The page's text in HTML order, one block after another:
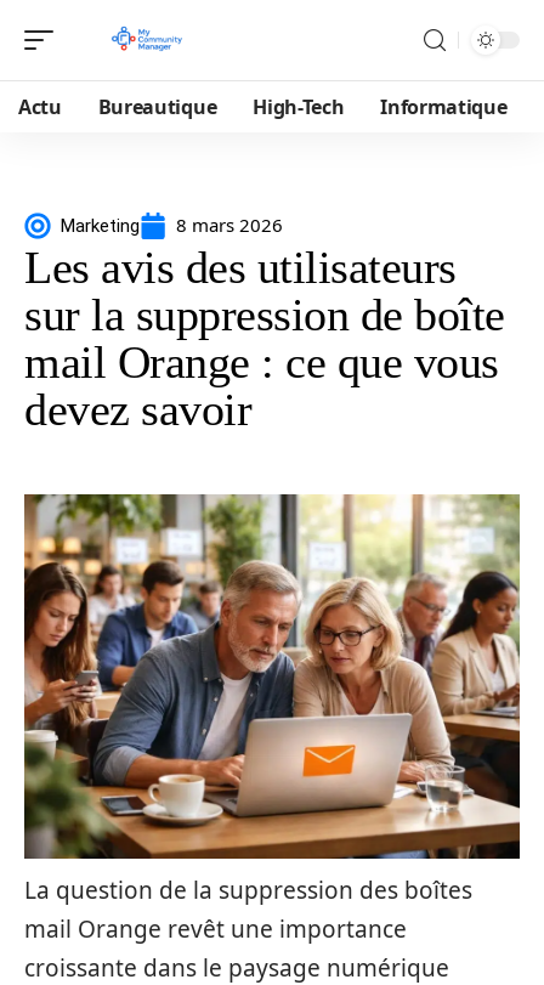
Actu Bureautique High-Tech Informatique
Marketing 8 mars 2026
Les avis des utilisateurs
sur la suppression de boîte
mail Orange : ce que vous
devez savoir
La question de la suppression des boîtes
mail Orange revêt une importance
croissante dans le paysage numérique